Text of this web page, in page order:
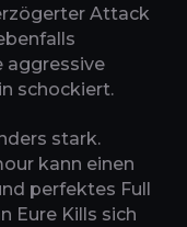
Attack
aggressive
schockiert.
stark.
kann einen
perfektes Full
Eure Kills sich